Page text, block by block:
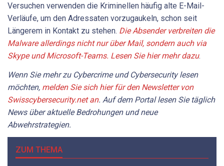
Versuchen verwenden die Kriminellen häufig alte E-Mail-
Verläufe, um den Adressaten vorzugaukeln, schon seit
Längerem in Kontakt zu stehen. Die Absender verbreiten die
Malware allerdings nicht nur über Mail, sondern auch via
Skype und Microsoft-Teams. Lesen Sie hier mehr dazu.
Wenn Sie mehr zu Cybercrime und Cybersecurity lesen
möchten, melden Sie sich hier für den Newsletter von
Swisscybersecurity.net an. Auf dem Portal lesen Sie täglich
News über aktuelle Bedrohungen und neue
Abwehrstrategien.
ZUM THEMA